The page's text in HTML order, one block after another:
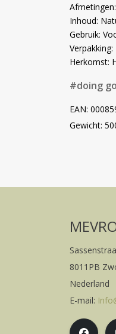
Inhoud:
Gebruik:
Herkomst:
#doing
EAN:
Gewicht:
8011PB
Nederland
E-mail: